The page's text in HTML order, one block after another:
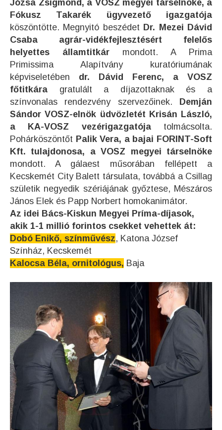
Józsa Zsigmond, a VOSZ megyei társelnöke, a
Fókusz Takarék ügyvezető igazgatója
köszöntötte. Megnyitó beszédet Dr. Mezei Dávid
Csaba agrár-vidékfejlesztésért felelős
helyettes államtitkár mondott. A Prima
Primissima Alapítvány kuratóriumának
képviseletében dr. Dávid Ferenc, a VOSZ
főtitkára gratulált a díjazottaknak és a
színvonalas rendezvény szervezőinek.
Demján
Sándor VOSZ-elnök üdvözletét Krisán László,
a KA-VOSZ vezérigazgatójatolmácsolta.
Pohárköszöntőt Palik Vera, a bajai FORINT-Soft
Kft. tulajdonosa, a VOSZ megyei társelnöke
mondott. A gálaest műsorában fellépett a
Kecskemét City Balett társulata, továbbá a Csillag
születik negyedik szériájának győztese, Mészáros
János Elek és Papp Norbert homokanimátor.
Az idei Bács-Kiskun Megyei Príma-díjasok,
akik 1-1 millió forintos csekket vehettek át:
Dobó Enikő, színművész, Katona József
Színház, Kecskemét
Kalocsa Béla, ornitológus, Baja